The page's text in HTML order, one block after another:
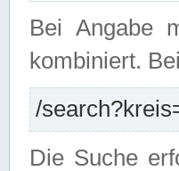
Bei Angabe
kombiniert.
/
Die Suche